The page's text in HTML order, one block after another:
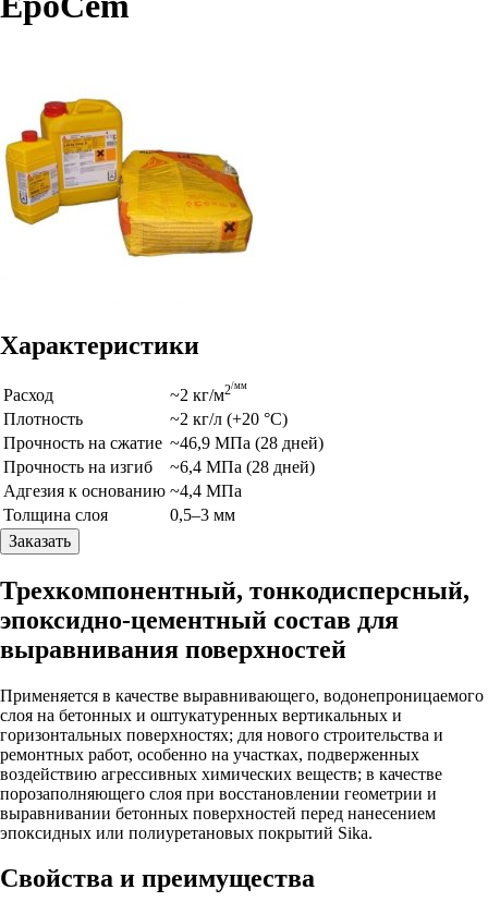
Характеристики
Расход ~2 кг/м2/мм
Плотность
~2 кг/л (+20 °С)
Прочность на сжатие ~46,9 МПа (28 дней)
Прочность на изгиб
~6,4 МПа (28 дней)
Адгезия к основанию ~4,4 МПа
Толщина слоя
0,5–3 мм
Заказать
Трехкомпонентный, тонкодисперсный,
эпоксидно-цементный состав для
выравнивания поверхностей
Применяется в качестве выравнивающего, водонепроницаемого
слоя на бетонных и оштукатуренных вертикальных и
горизонтальных поверхностях; для нового строительства и
ремонтных работ, особенно на участках, подверженных
воздействию агрессивных химических веществ; в качестве
порозаполняющего слоя при восстановлении геометрии и
выравнивании бетонных поверхностей перед нанесением
эпоксидных или полиуретановых покрытий Sika.
Свойства и преимущества